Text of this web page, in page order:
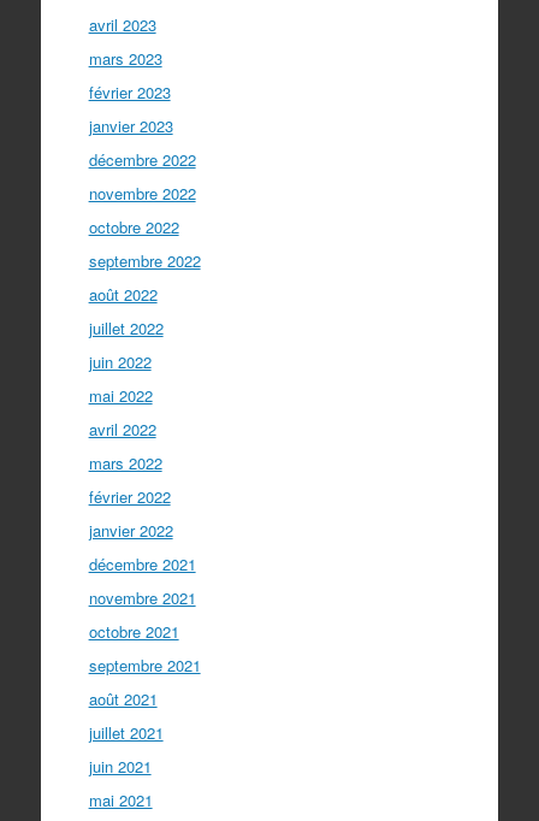
avril 2023
mars 2023
février 2023
janvier 2023
décembre 2022
novembre 2022
octobre 2022
septembre 2022
août 2022
juillet 2022
juin 2022
mai 2022
avril 2022
mars 2022
février 2022
janvier 2022
décembre 2021
novembre 2021
octobre 2021
septembre 2021
août 2021
juillet 2021
juin 2021
mai 2021